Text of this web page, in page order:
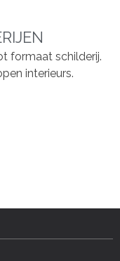
formaat schilderij.
interieurs.